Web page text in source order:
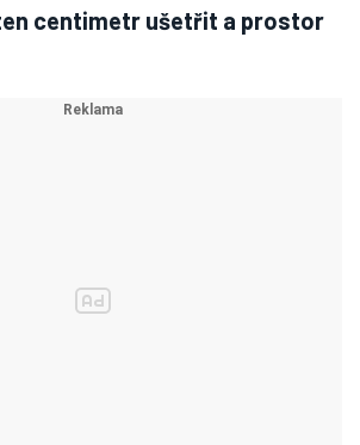
centimetr ušetřit a prostor